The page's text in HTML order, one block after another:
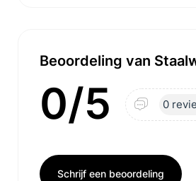
Beoordeling van
0/5 0
Schrijf een beoordeling